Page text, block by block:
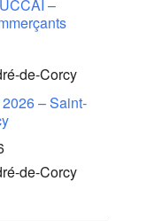
–
de-Corcy
– Saint-
de-Corcy